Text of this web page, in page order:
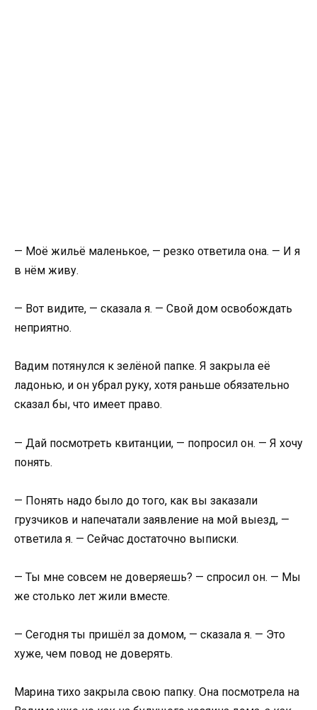
— Моё жильё маленькое, — резко ответила она. — И я
в нём живу.
— Вот видите, — сказала я. — Свой дом освобождать
неприятно.
Вадим потянулся к зелёной папке. Я закрыла её
ладонью, и он убрал руку, хотя раньше обязательно
сказал бы, что имеет право.
— Дай посмотреть квитанции, — попросил он. — Я хочу
понять.
— Понять надо было до того, как вы заказали
грузчиков и напечатали заявление на мой выезд, —
ответила я. — Сейчас достаточно выписки.
— Ты мне совсем не доверяешь? — спросил он. — Мы
же столько лет жили вместе.
— Сегодня ты пришёл за домом, — сказала я. — Это
хуже, чем повод не доверять.
Марина тихо закрыла свою папку. Она посмотрела на